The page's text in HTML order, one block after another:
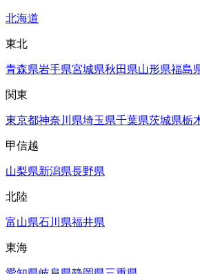
北海道
東北
青森県岩手県宮城県秋田県山形県福島
関東
東京都神奈川県埼玉県千葉県茨城県栃
甲信越
山梨県新潟県長野県
北陸
富山県石川県福井県
東海